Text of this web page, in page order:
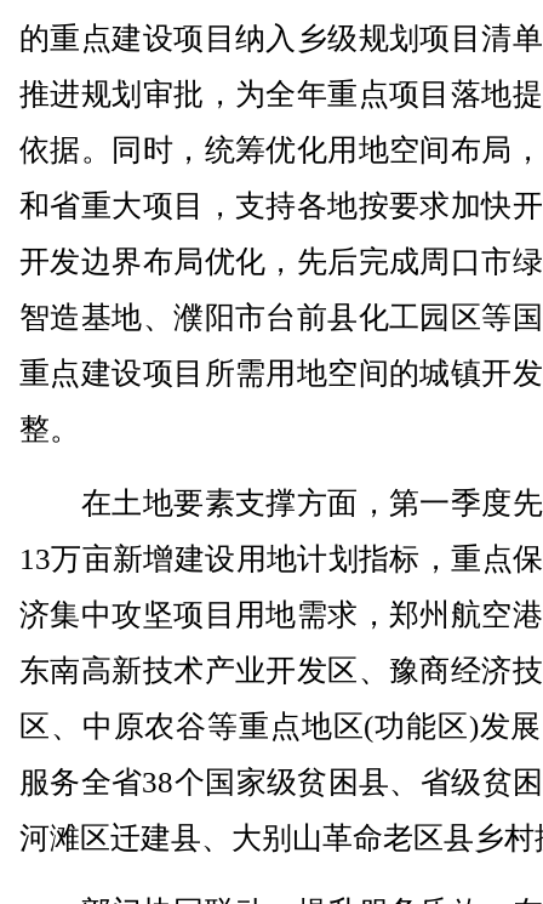
的重点建设项目纳入乡级规划项目清
推进规划审批，为全年重点项目落地
依据。同时，统筹优化用地空间布局
和省重大项目，支持各地按要求加快
开发边界布局优化，先后完成周口市
智造基地、濮阳市台前县化工园区等
重点建设项目所需用地空间的城镇开
整。
在土地要素支撑方面，第一季度
13万亩新增建设用地计划指标，重点
济集中攻坚项目用地需求，郑州航空
东南高新技术产业开发区、豫商经济
区、中原农谷等重点地区(功能区)发
服务全省38个国家级贫困县、省级贫
河滩区迁建县、大别山革命老区县乡村